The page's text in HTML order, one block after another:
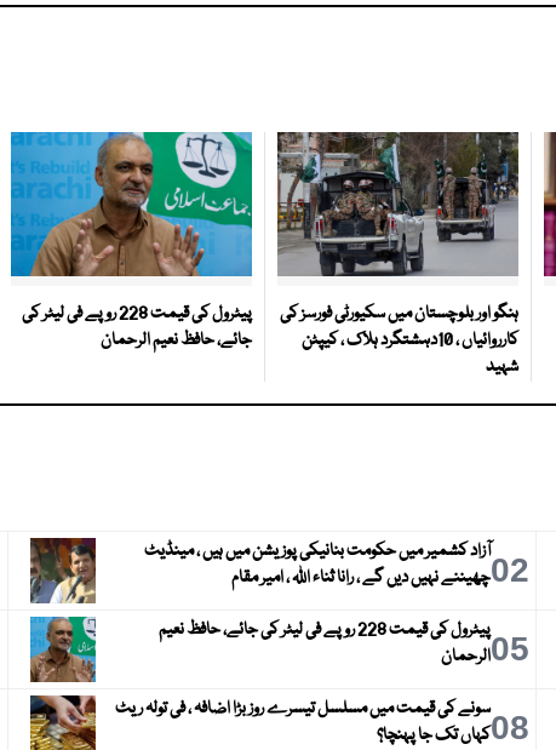
ہنگو اور بلوچستان میں سکیورٹی فورسز کی
کارروائیاں ، 10دہشتگرد ہلاک ، کیپٹن
شہید
پیٹرول کی قیمت 228 روپے فی لیٹر کی
جائے، حافظ نعیم الرحمان
02آزاد کشمیر میں حکومت بنانیکی پوزیشن میں ہیں ، مینڈیٹ
چھیننے نہیں دیں گے ، رانا ثناء اللہ ، امیر مقام
05
پیٹرول کی قیمت 228 روپے فی لیٹر کی جائے، حافظ نعیم
الرحمان
08سونے کی قیمت میں مسلسل تیسرے روز بڑا اضافہ ، فی تولہ ریٹ
کہاں تک جا پہنچا؟